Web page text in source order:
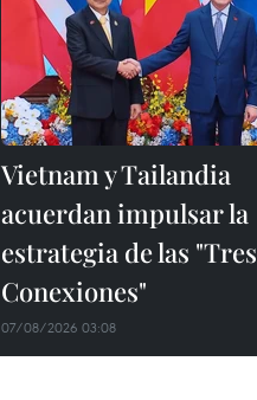
Vietnam y Tailandia
acuerdan impulsar la
estrategia de las "Tres
Conexiones"
07/08/2026 03:08